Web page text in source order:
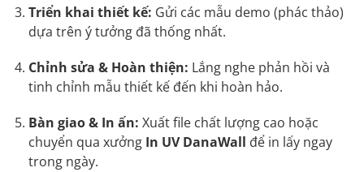
Triển khai thiết kế: Gửi các mẫu demo (phác thảo)
dựa trên ý tưởng đã thống nhất.
Chỉnh sửa & Hoàn thiện: Lắng nghe phản hồi và
tinh chỉnh mẫu thiết kế đến khi hoàn hảo.
Bàn giao & In ấn: Xuất file chất lượng cao hoặc
chuyển qua xưởng In UV DanaWall để in lấy ngay
trong ngày.